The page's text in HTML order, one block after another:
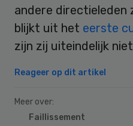
andere directieleden
blijkt uit het eerste
zijn zij uiteindelijk
Reageer op dit artikel
Meer over:
Faillissement